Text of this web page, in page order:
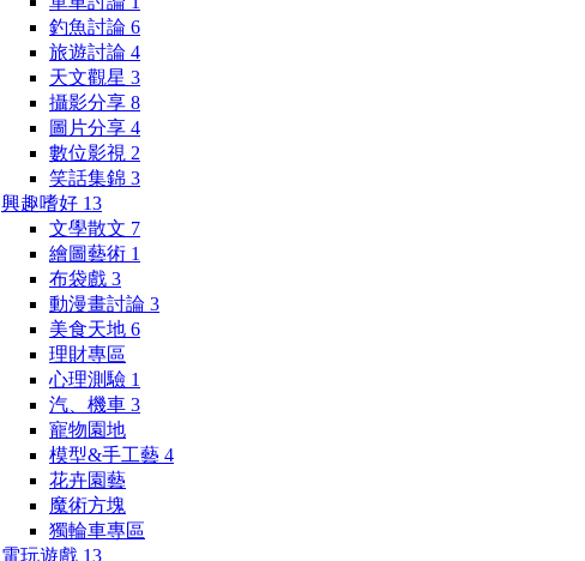
釣魚討論 6
旅遊討論 4
天文觀星 3
攝影分享 8
圖片分享 4
數位影視 2
笑話集錦 3
興趣嗜好 13
文學散文 7
繪圖藝術 1
布袋戲 3
動漫畫討論 3
美食天地 6
理財專區
心理測驗 1
汽、機車 3
寵物園地
模型&手工藝 4
花卉園藝
魔術方塊
獨輪車專區
電玩遊戲 13